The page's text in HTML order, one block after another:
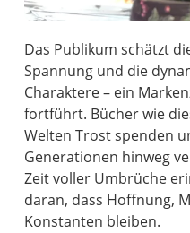
Das Publikum schätzt
Spannung und die
Charaktere – ein
fortführt. Bücher wie
Welten Trost spenden
Generationen hinweg
Zeit voller Umbrüche
daran, dass Hoffnung,
Konstanten bleiben.